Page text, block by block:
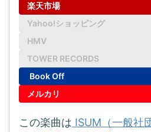
楽天市場
Yahoo!ショッピング
HMV
TOWER RECORDS
Book Off
メルカリ
この楽曲は ISUM（一般社